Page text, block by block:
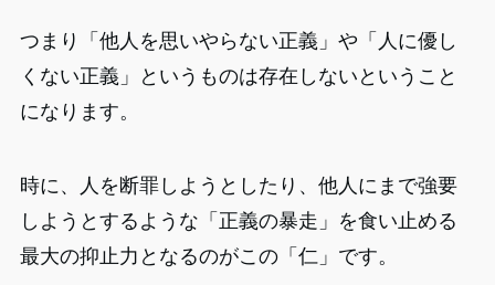
つまり「他人を思いやらない正義」や「人に優し
くない正義」というものは存在しないということ
になります。
時に、人を断罪しようとしたり、他人にまで強要
しようとするような「正義の暴走」を食い止める
最大の抑止力となるのがこの「仁」です。